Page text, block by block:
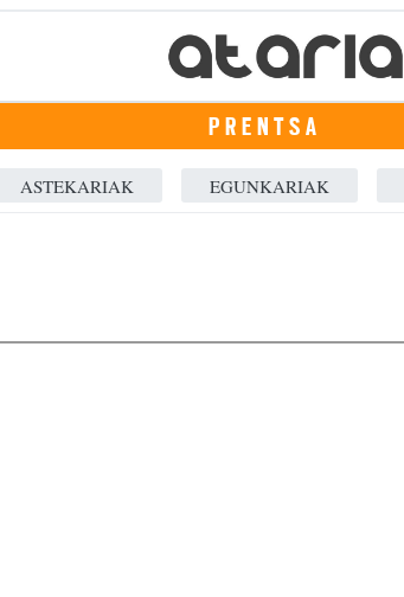
PRENTSA
ASTEKARIAK EGUNKARIAK